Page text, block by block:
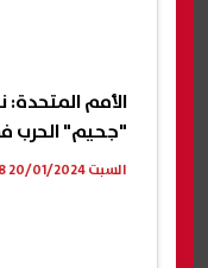
"جحيم" الحرب
السبت 20/01/2024 01:18 م